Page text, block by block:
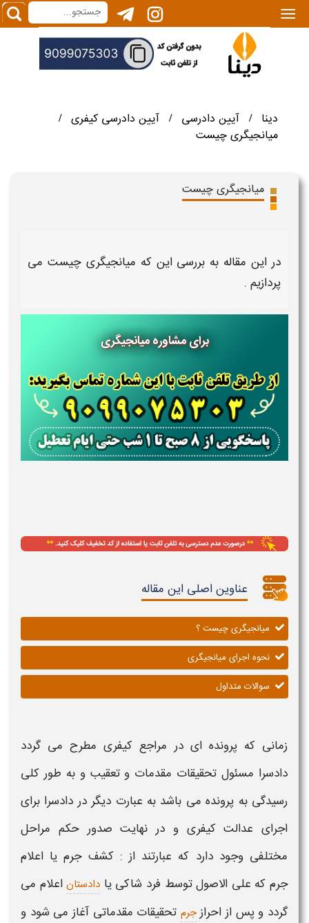
|||
دینا / آیین دادرسی / آیین دادرسی کیفری /
میانجیگری چیست
میانجیگری چیست
در این مقاله به بررسی این که میانجیگری چیست می
پردازیم .
برای مشاوره میانجیگری
عناوین اصلی این مقاله
میانجیگری چیست ؟
نحوه اجرای میانجیگری
سوالات متداول
زمانی که پرونده ای در مراجع کیفری مطرح می گردد
دادسرا مسئول تحقیقات مقدمات و تعقیب و به طور کلی
رسیدگی به پرونده می باشد به عبارت دیگر در دادسرا برای
اجرای عدالت کیفری و در نهایت صدور حکم مراحل
مختلفی وجود دارد که عبارتند از : کشف جرم یا اعلام
جرم که علی الاصول توسط فرد شاکی یا دادستاناعلام می
گردد و پس از احرازجرم تحقیقات مقدماتی آغاز می شود و